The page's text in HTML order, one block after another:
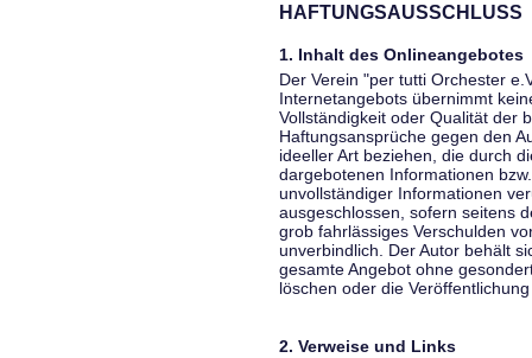
HAFTUNGSAUSSCHLUSS
1. Inhalt des Onlineangebotes
Der Verein "per tutti Orchester
Internetangebots übernimmt
Vollständigkeit oder Qualität der
Haftungsansprüche gegen den
ideeller Art beziehen, die durch
dargebotenen Informationen
unvollständiger Informationen
ausgeschlossen, sofern seitens
grob fahrlässiges Verschulden
unverbindlich. Der Autor behält
gesamte Angebot ohne
löschen oder die
2. Verweise und Links